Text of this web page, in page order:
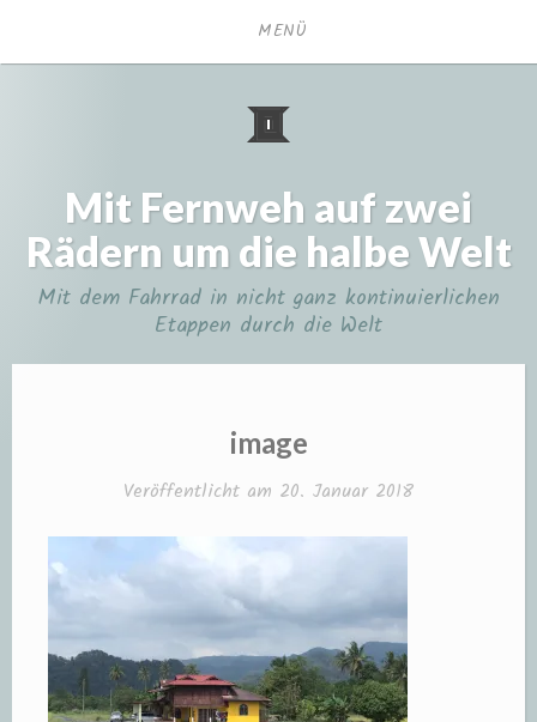
MENÜ
Mit Fernweh auf zwei
Rädern um die halbe Welt
Mit dem Fahrrad in nicht ganz kontinuierlichen
Etappen durch die Welt
image
Veröffentlicht am 20. Januar 2018